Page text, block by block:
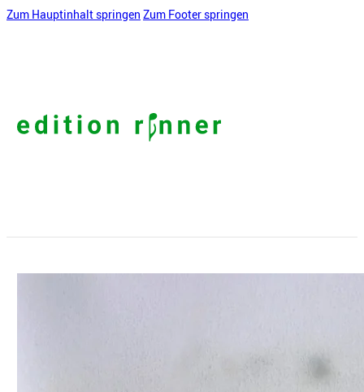
Zum Hauptinhalt springen Zum Footer springen